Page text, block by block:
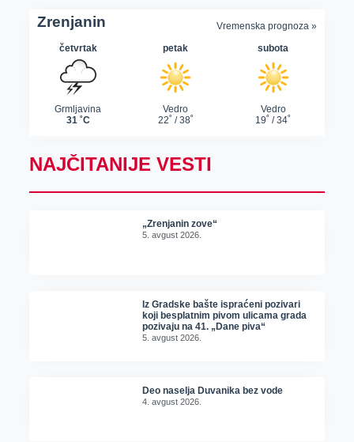
NAJČITANIJE VESTI
„Zrenjanin zove“
5. avgust 2026.
Iz Gradske bašte ispraćeni pozivari
koji besplatnim pivom ulicama grada
pozivaju na 41. „Dane piva“
5. avgust 2026.
Deo naselja Duvanika bez vode
4. avgust 2026.